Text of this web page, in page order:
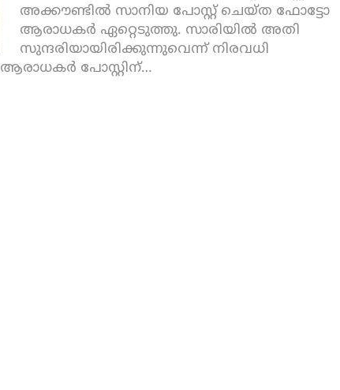
അക്കൗണ്ടിൽ സാനിയ പോസ്റ്റ് ചെയ്ത ഫോട്ടോ
ആരാധകർ ഏറ്റെടുത്തു. സാരിയിൽ അതി
സുന്ദരിയായിരിക്കുന്നുവെന്ന് നിരവധി
ആരാധകർ പോസ്റ്റിന്…